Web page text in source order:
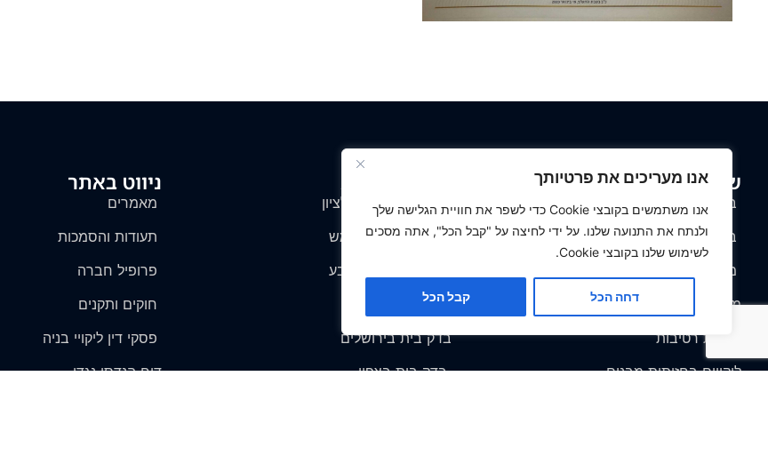
אנו מעריכים את פרטיותך
אנו משתמשים בקובצי Cookie כדי לשפר את חוויית הגלישה שלך
ולנתח את התנועה שלנו. על ידי לחיצה על "קבל הכל", אתה מסכים
לשימוש שלנו בקובצי Cookie.
דחה הכל קבל הכל
שירותי בדק בית
בדק בית
ביקורת מבנים
מחירון שירות
מומחה איטום
בדיקת רטיבות
ליקויים בחזיתות מבנים
אזורי פעילות
בדק בית בראשון לציון
בדק בית בבית שמש
בדק בית בבאר שבע
בדק בית בנתיבות
בדק בית בירושלים
בדק בית בצפון
ניווט באתר
מאמרים
תעודות והסמכות
פרופיל חברה
חוקים ותקנים
פסקי דין ליקויי בניה
דוח הנדסי נגדי